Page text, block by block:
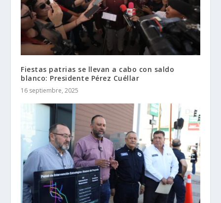
Fiestas patrias se llevan a cabo con saldo
blanco: Presidente Pérez Cuéllar
16 septiembre, 2025